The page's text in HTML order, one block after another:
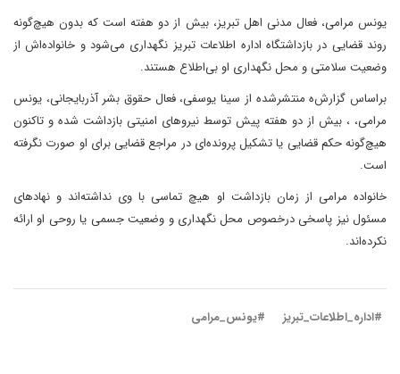
یونس مرامی، فعال مدنی اهل تبریز، بیش از دو هفته است که بدون هیچ‌گونه
روند قضایی در بازداشتگاه اداره اطلاعات تبریز نگهداری می‌شود و خانواده‌اش از
وضعیت سلامتی و محل نگهداری او بی‌اطلاع هستند.
براساس گزارش‌ه منتشرشده از سینا یوسفی، فعال حقوق بشر آذربایجانی، یونس
مرامی، ، بیش از دو هفته پیش توسط نیروهای امنیتی بازداشت شده و تاکنون
هیچ‌گونه حکم قضایی یا تشکیل پرونده‌ای در مراجع قضایی برای او صورت نگرفته
است.
خانواده مرامی از زمان بازداشت او هیچ تماسی با وی نداشته‌اند و نهادهای
مسئول نیز پاسخی درخصوص محل نگهداری و وضعیت جسمی یا روحی او ارائه
نکرده‌اند.
#اداره_اطلاعات_تبریز #یونس_مرامی